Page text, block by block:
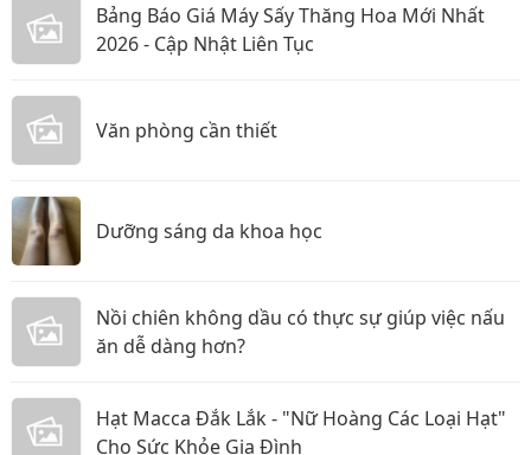
Bảng Báo Giá Máy Sấy Thăng Hoa Mới Nhất
2026 - Cập Nhật Liên Tục
Văn phòng cần thiết
Dưỡng sáng da khoa học
Nồi chiên không dầu có thực sự giúp việc nấu
ăn dễ dàng hơn?
Hạt Macca Đắk Lắk - "Nữ Hoàng Các Loại Hạt"
Cho Sức Khỏe Gia Đình